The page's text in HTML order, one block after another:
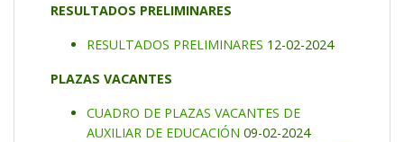
RESULTADOS PRELIMINARES
RESULTADOS PRELIMINARES 12-02-2024
PLAZAS VACANTES
CUADRO DE PLAZAS VACANTES DE
AUXILIAR DE EDUCACIÓN 09-02-2024